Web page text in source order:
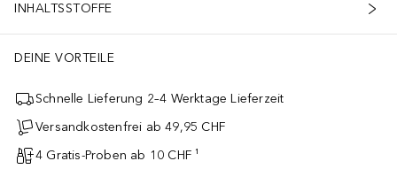
INHALTSSTOFFE
DEINE VORTEILE
Schnelle Lieferung 2–4 Werktage Lieferzeit
Versandkostenfrei ab 49,95 CHF
4 Gratis-Proben ab 10 CHF ¹